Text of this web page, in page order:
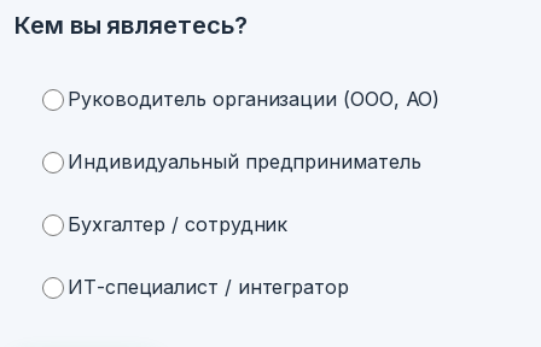
Кем вы являетесь?
Руководитель организации (ООО, АО)
Индивидуальный предприниматель
Бухгалтер / сотрудник
ИТ-специалист / интегратор